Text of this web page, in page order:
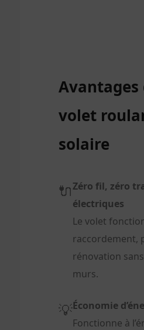
Avantages
volet
solaire
🔌Zéro fil, zéro
électriques
Le volet
raccordement,
rénovation
murs.
💡Économie
Fonctionne à